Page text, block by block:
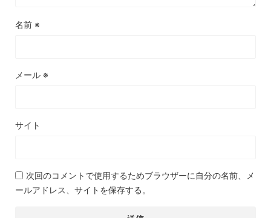
名前 ※
メール ※
サイト
次回のコメントで使用するためブラウザーに自分の名前、メ
ールアドレス、サイトを保存する。